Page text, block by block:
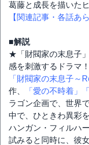
葛藤と成長を描いた
【関連記事・各話あ
■解説
★「財閥家の末息子
感を刺激するドラマ！
「財閥家の末息子～
作、
「愛の不時着」
ラゴン企画で、世界
中で、ひときわ異彩
ハンガン・フィルハ
試みると同時に、彼